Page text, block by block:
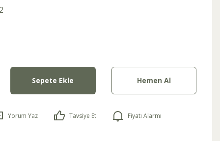
Sepete Ekle Hemen Al
Yorum Yaz Tavsiye Et Fiyatı Alarmı